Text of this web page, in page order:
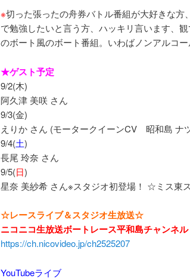
※切った張ったの舟券バトル番組が大好きな
で勉強したいと言う方、ハッキリ言います、
のボート風のボート番組。いわばノンアルコー
★ゲスト予定
9/2(木)
阿久津 美咲 さん
9/3(金)
えりか さん (モータークイーンCV 昭和島 ナ
9/4(土)
長尾 玲奈 さん
9/5(日)
星奈 美紗希 さん※スタジオ初登場！ ☆ミス東
☆レースライブ＆スタジオ生放送☆
ニコニコ生放送ボートレース平和島チャンネル
https://ch.nicovideo.jp/ch2525207
YouTubeライブ